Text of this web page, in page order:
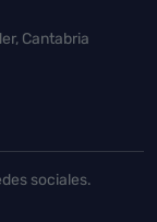
Cantabria
sociales.